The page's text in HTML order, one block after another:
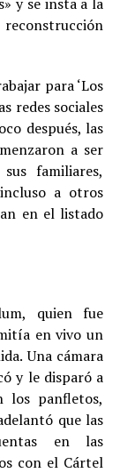
para ‘Los
redes sociales
después, las
a ser
familiares,
a otros
en el listado
quien fue
en vivo un
Una cámara
y le disparó a
los panfletos,
que las
en las
con el Cártel